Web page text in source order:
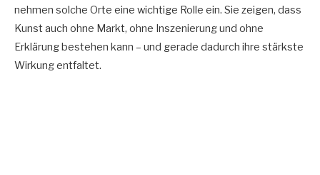
nehmen solche Orte eine wichtige Rolle ein. Sie zeigen, dass
Kunst auch ohne Markt, ohne Inszenierung und ohne
Erklärung bestehen kann – und gerade dadurch ihre stärkste
Wirkung entfaltet.